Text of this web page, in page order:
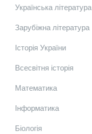
Українська література
Зарубіжна література
Історія України
Всесвітня історія
Математика
Інформатика
Біологія